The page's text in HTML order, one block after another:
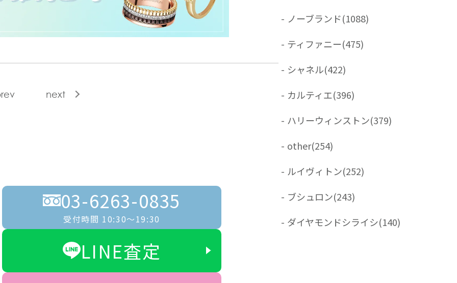
next
03-6263-0835
受付時間 10:30〜19:30
LINE査定
- ノーブランド(1088)
- ティファニー(475)
- シャネル(422)
- カルティエ(396)
- ハリーウィンストン(379)
- other(254)
- ルイヴィトン(252)
- ブシュロン(243)
- ダイヤモンドシライシ(140)